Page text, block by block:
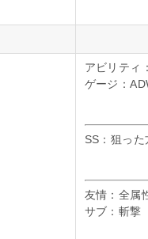
アビリティ
ゲージ：
SS：狙っ
友情：全属
サブ：斬撃